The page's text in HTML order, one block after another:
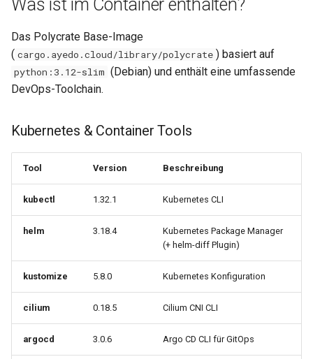
Manuelle interaktive Shell
Snapshot inspizieren
Image, Dockerfile und
Pfade (config)
Zusätzliche
Umgebungsvariablen und
Mounts
CLI im Container
Docker Native Mode
Aktivierung
0.29.15
0.29.12
0.29.9
0.29.8
0.29.7
0.11.31
0.11.28
0.11.25
0.11.24
0.11.23
Was ist im Container enthalten?
Das Polycrate Base-Image
( cargo.ayedo.cloud/library/polycrate ) basiert auf
python:3.12-slim (Debian) und enthält eine umfassende
DevOps-Toolchain.
Kubernetes & Container Tools
Tool Version Beschreibung
kubectl 1.32.1 Kubernetes CLI
helm 3.18.4
Kubernetes Package Manager
(+ helm-diff Plugin)
kustomize 5.8.0 Kubernetes Konfiguration
cilium 0.18.5 Cilium CNI CLI
argocd 3.0.6 Argo CD CLI für GitOps